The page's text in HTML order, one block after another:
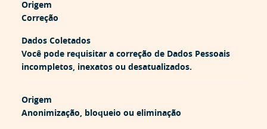
Origem
Correção
Dados Coletados
Você pode requisitar a correção de Dados Pessoais
incompletos, inexatos ou desatualizados.
Origem
Anonimização, bloqueio ou eliminação